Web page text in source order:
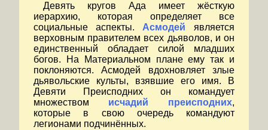
Девять кругов Ада имеет жёсткую
иерархию, которая определяет все
социальные аспекты. Асмодей является
верховным правителем всех дьяволов, и он
единственный обладает силой младших
богов. На Материальном плане ему так и
поклоняются. Асмодей вдохновляет злые
дьявольские культы, взявшие его имя. В
Девяти Преисподних он командует
множеством исчадий преисподних,
которые в свою очередь командуют
легионами подчинённых.